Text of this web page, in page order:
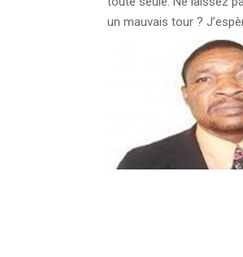
un mauvais tour ?